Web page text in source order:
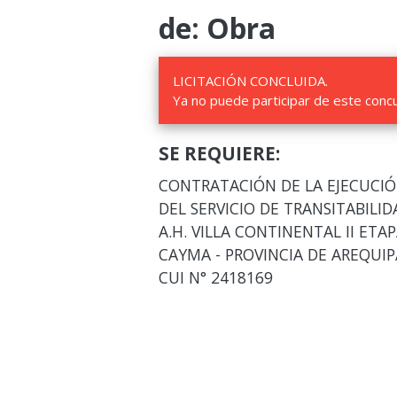
de: Obra
LICITACIÓN CONCLUIDA.
Ya no puede participar de este
SE REQUIERE:
CONTRATACIÓN DE LA
DEL SERVICIO DE
A.H. VILLA CONTINENTAL II
CAYMA - PROVINCIA DE
CUI N° 2418169